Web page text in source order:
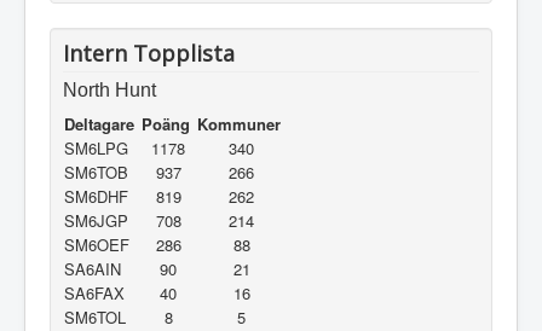
Intern Topplista
North Hunt
Deltagare Poäng Kommuner
SM6LPG
1178
340
SM6TOB
937
266
SM6DHF
819
262
SM6JGP
708
214
SM6OEF
286
88
SA6AIN
90
21
SA6FAX
40
16
SM6TOL
8 5